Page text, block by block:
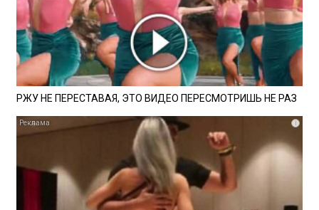
РЖУ НЕ ПЕРЕСТАВАЯ, ЭТО ВИДЕО ПЕРЕСМОТРИШЬ НЕ РАЗ
i